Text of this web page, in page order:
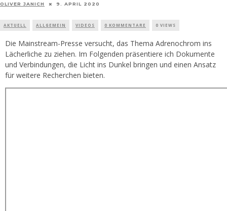
OLIVER JANICH 9. APRIL 2020
AKTUELL ALLGEMEIN VIDEOS 0 KOMMENTARE 0 VIEWS
Die Mainstream-Presse versucht, das Thema Adrenochrom ins
Lächerliche zu ziehen. Im Folgenden präsentiere ich Dokumente
und Verbindungen, die Licht ins Dunkel bringen und einen Ansatz
für weitere Recherchen bieten.